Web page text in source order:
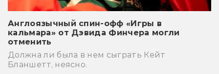
Англоязычный спин-офф «Игры в
кальмара» от Дэвида Финчера могли
отменить
Должна ли была в нем сыграть Кейт
Бланшетт, неясно.